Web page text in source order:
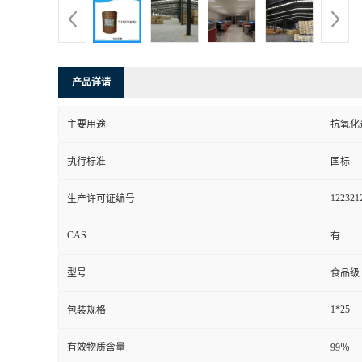
产品详请
主要用途 抗氧化
执行标准 国标
生产许可证编号
CAS 有
型号 食品级
包装规格 1*25
有效物质含量 99％